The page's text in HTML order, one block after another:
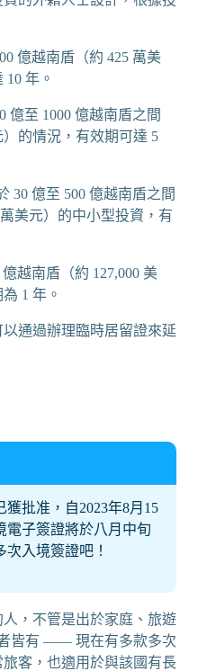
億越南盾（約 425 萬美
年。
億至 1000 億越南盾之間
）的情況，有效期可達 5
30 億至 500 億越南盾之間
萬美元）的中小型投資，有
越南盾（約 127,000 美
1 年。
通過辦理臨時居留證來延
批准，自2023年8月15
電子簽證將於八月中旬
入境簽證吧！
，不管是出於家庭、旅遊
皆有 —— 現在有多款多次
客，也適用於與該國有長